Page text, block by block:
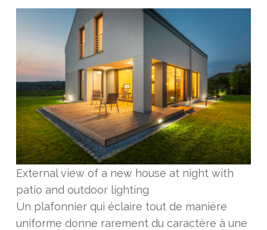
External view of a new house at night with
patio and outdoor lighting
Un plafonnier qui éclaire tout de manière
uniforme donne rarement du caractère à une